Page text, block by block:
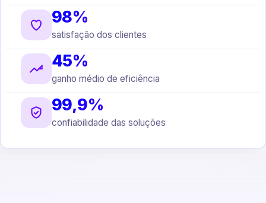
98%
satisfação dos clientes
45%
ganho médio de eficiência
99,9%
confiabilidade das soluções